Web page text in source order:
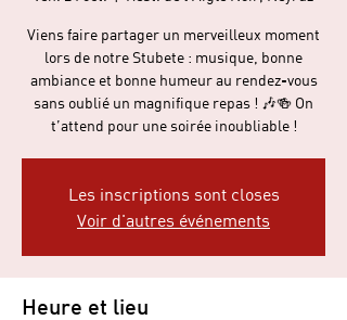
Viens faire partager un merveilleux moment
lors de notre Stubete : musique, bonne
ambiance et bonne humeur au rendez-vous
sans oublié un magnifique repas ! 🎶🍻 On
t’attend pour une soirée inoubliable !
Les inscriptions sont closes
Voir d'autres événements
Heure et lieu